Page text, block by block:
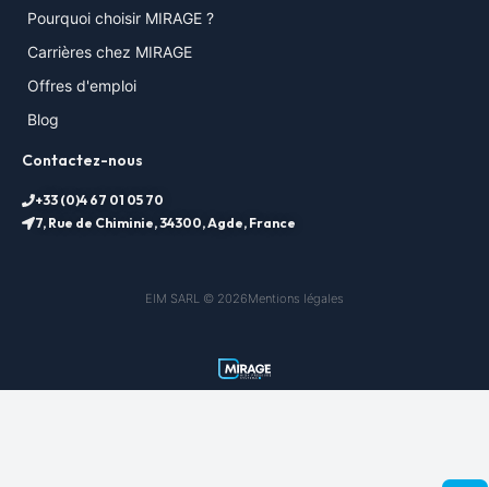
Pourquoi choisir MIRAGE ?
Carrières chez MIRAGE
Offres d'emploi
Blog
Contactez-nous
+33 (0)4 67 01 05 70
7, Rue de Chiminie, 34300, Agde, France
EIM SARL © 2026Mentions légales